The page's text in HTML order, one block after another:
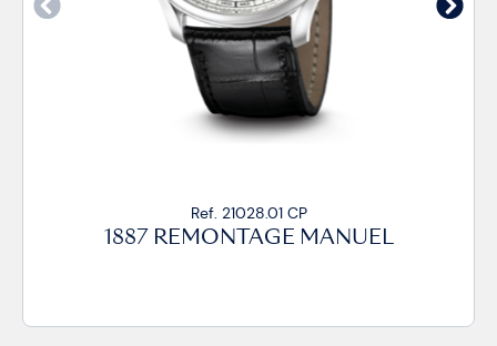
Ref. 21028.01 CP
1887 REMONTAGE MANUEL